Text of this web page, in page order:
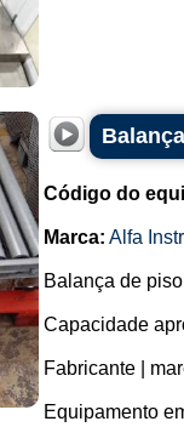
Código do
Marca: Alfa
Balança de
Capacidade
Fabricante |
Equipamento